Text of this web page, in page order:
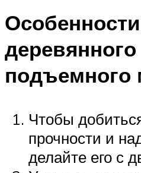
Особенности
деревянного
подъемного
Чтобы
прочности и
делайте его с